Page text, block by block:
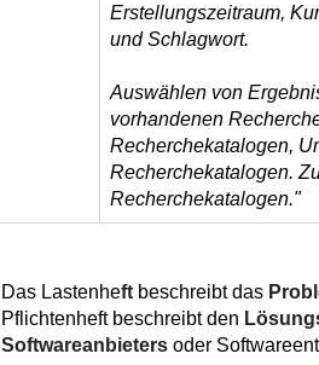
Erstellungszeitraum,
und Schlagwort.
Auswählen von
vorhandenen
Recherchekatalogen,
Recherchekatalogen.
Recherchekatalogen."
Das Lastenheft beschreibt das
Pflichtenheft beschreibt den
Softwareanbieters oder